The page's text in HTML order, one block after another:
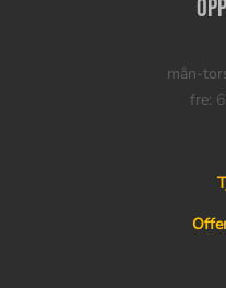
mån-
fre: